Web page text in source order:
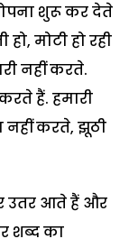
शुरू कर देते
मोटी हो रही
नहीं करते.
हैं. हमारी
नहीं करते, झूठी
उतर आते हैं और
शब्द का